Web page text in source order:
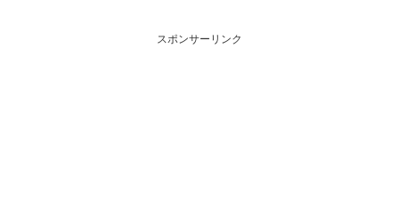
スポンサーリンク